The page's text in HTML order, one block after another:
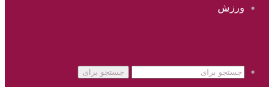
ورزش
جستجو برای